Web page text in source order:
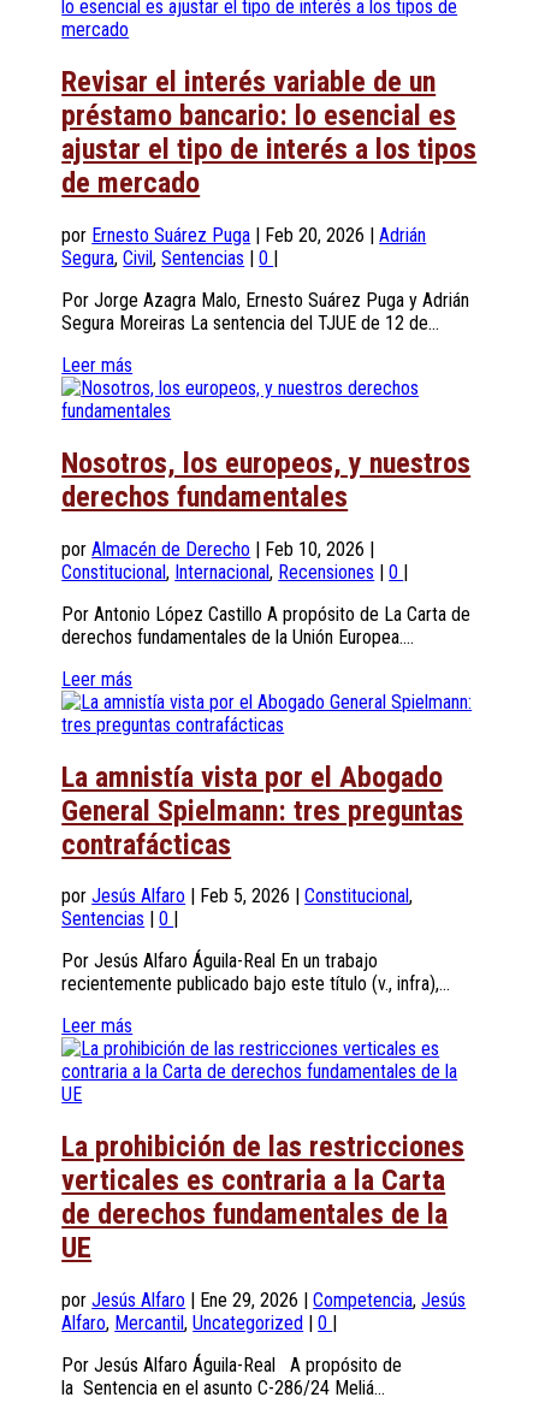
Revisar el interés variable de un
préstamo bancario: lo esencial es
ajustar el tipo de interés a los tipos
de mercado
por Ernesto Suárez Puga | Feb 20, 2026 |Adrián
Segura,Civil,Sentencias |0 |
Por Jorge Azagra Malo, Ernesto Suárez Puga y Adrián
Segura Moreiras La sentencia del TJUE de 12 de...
Leer más
Nosotros, los europeos, y nuestros
derechos fundamentales
porAlmacén de Derecho | Feb 10, 2026 |
Constitucional, Internacional, Recensiones |0 |
Por Antonio López Castillo A propósito de La Carta de
derechos fundamentales de la Unión Europea....
Leer más
La amnistía vista por el Abogado
General Spielmann: tres preguntas
contrafácticas
porJesús Alfaro Feb 5, 2026 |Constitucional,
Sentencias |0
Por Jesús Alfaro Águila-Real En un trabajo
recientemente publicado bajo este título (v., infra),...
Leer más
La prohibición de las restricciones
verticales es contraria a la Carta
de derechos fundamentales de la
UE
porJesús Alfaro Ene 29, 2026 |Competencia,Jesús
Alfaro, Mercantil,Uncategorized |0
Por Jesús Alfaro Águila-Real A propósito de
la Sentencia en el asunto C-286/24 Meliá...